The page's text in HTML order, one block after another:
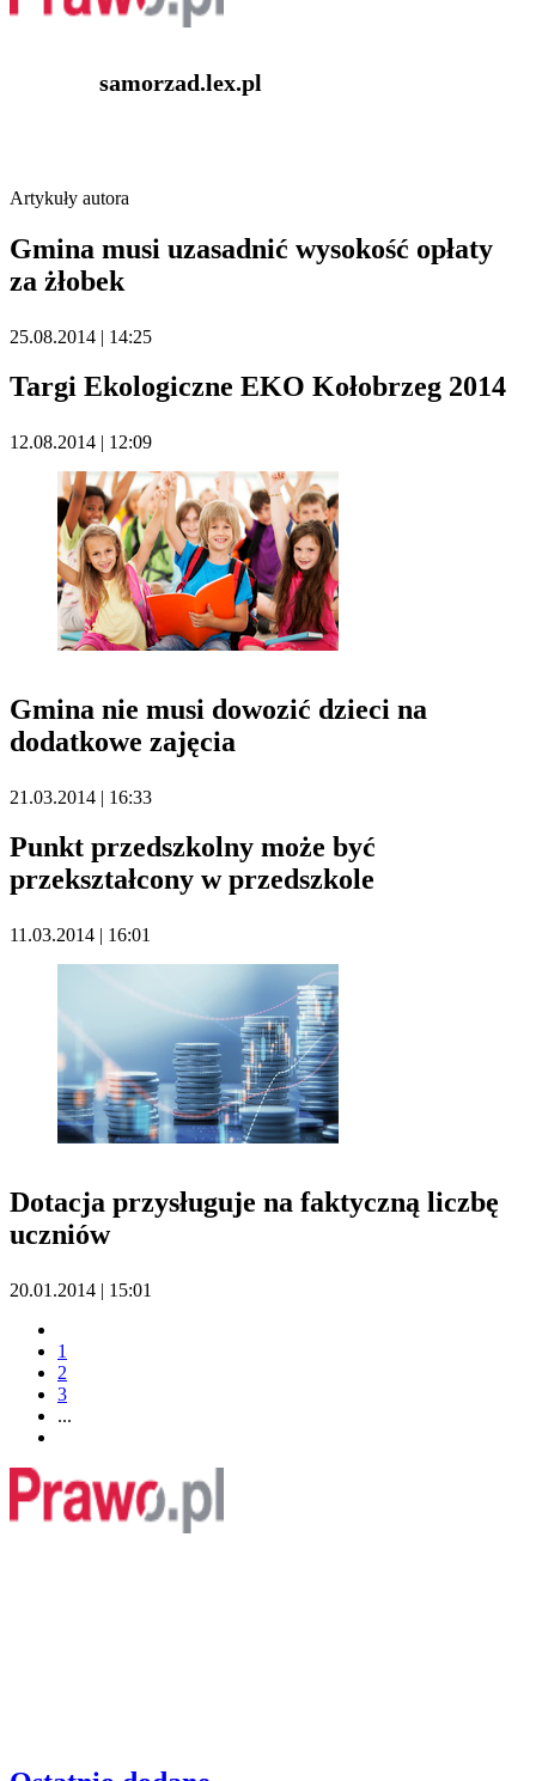
samorzad.lex.pl
Artykuły autora
Gmina musi uzasadnić wysokość opłaty
za żłobek
25.08.2014 | 14:25
Targi Ekologiczne EKO Kołobrzeg 2014
12.08.2014 | 12:09
Gmina nie musi dowozić dzieci na
dodatkowe zajęcia
21.03.2014 | 16:33
Punkt przedszkolny może być
przekształcony w przedszkole
11.03.2014 | 16:01
Dotacja przysługuje na faktyczną liczbę
uczniów
20.01.2014 | 15:01
1
2
3
...